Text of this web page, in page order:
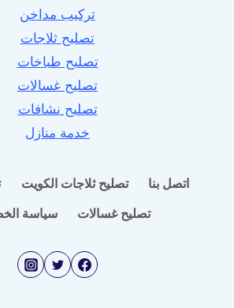
تركيب مداخن
تصليح ثلاجات
تصليح طباخات
تصليح غسالات
تصليح نشافات
خدمة منازل
اتصل بنا تصليح ثلاجات الكويت
تصليح غسالات
سياسة